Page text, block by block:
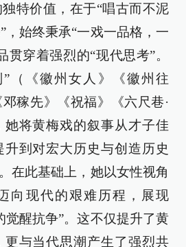
特价值，在于“唱古而不泥
，始终秉承“一戏一品格，一
贯穿着强烈的“现代思考”。
（《徽州女人》《徽州往
稼先》《祝福》《六尺巷·
她将黄梅戏的叙事从才子佳
升到对宏大历史与创造历史
在此基础上，她以女性视角
向现代的艰难历程，展现
觉醒抗争”。这不仅提升了黄
更与当代思潮产生了强烈共